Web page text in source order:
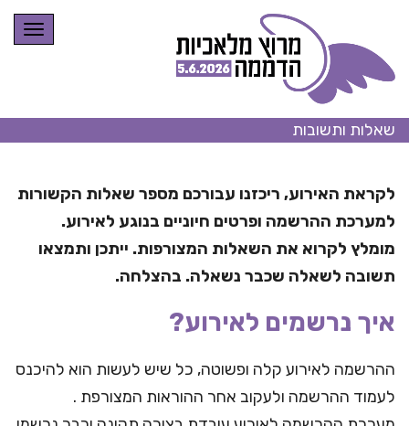
שאלות ותשובות
לקראת האירוע, ריכזנו עבורכם מספר שאלות הקשורות
למערכת ההרשמה ופרטים חיוניים בנוגע לאירוע.
מומלץ לקרוא את השאלות המצורפות. ייתכן ותמצאו
תשובה לשאלה שכבר נשאלה. בהצלחה.
איך נרשמים לאירוע?
ההרשמה לאירוע קלה ופשוטה, כל שיש לעשות הוא להיכנס
לעמוד ההרשמה ולעקוב אחר ההוראות המצורפת .